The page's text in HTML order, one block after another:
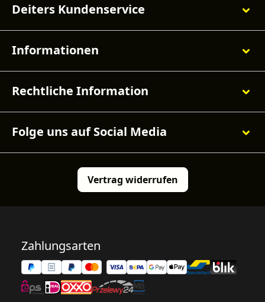
Deiters Kundenservice
Informationen
Rechtliche Information
Folge uns auf Social Media
Vertrag widerrufen
Zahlungsarten